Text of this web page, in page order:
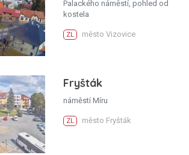
Palackého náměstí, pohled od
kostela
ZL město Vizovice
Fryšták
náměstí Míru
ZL město Fryšták